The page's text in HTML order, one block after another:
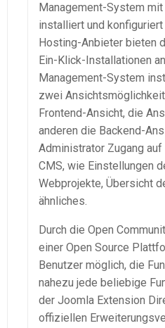
Management-System
installiert und konfiguriert
Hosting-Anbieter bieten
Ein-Klick-Installationen
Management-System
zwei
Frontend-Ansicht, die
anderen die Backend-
Administrator Zugang
CMS, wie Einstellungen
Webprojekte, Übersicht
ähnliches.
Durch die Open
einer Open Source
Benutzer möglich, die
nahezu jede beliebige
der Joomla Extension
offiziellen